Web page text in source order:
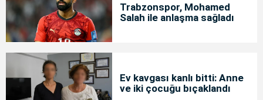
Trabzonspor, Mohamed
Salah ile anlaşma sağladı
Ev kavgası kanlı bitti: Anne
ve iki çocuğu bıçaklandı